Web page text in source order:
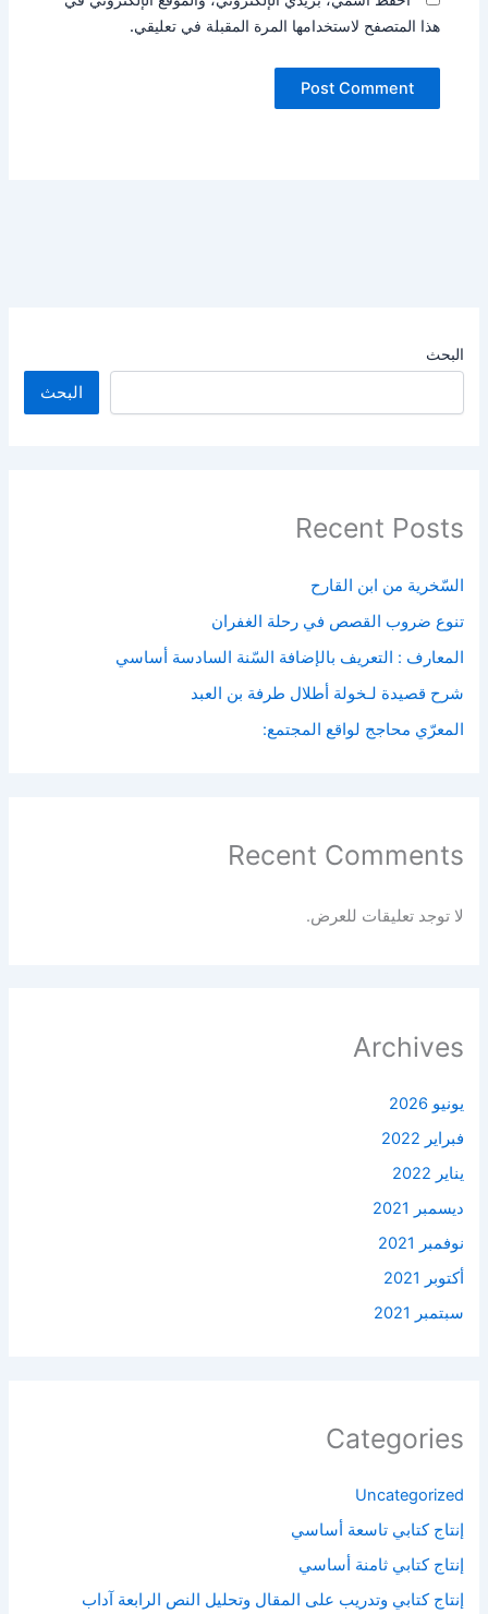
البحث
البحث
Recent Posts
السّخرية من ابن القارح
تنوع ضروب القصص في رحلة الغفران
المعارف : التعريف بالإضافة السّنة السادسة أساسي
شرح قصيدة لـخولة أطلال طرفة بن العبد
المعرّي محاجج لواقع المجتمع:
Recent Comments
لا توجد تعليقات للعرض.
Archives
يونيو 2026
فبراير 2022
يناير 2022
ديسمبر 2021
نوفمبر 2021
أكتوبر 2021
سبتمبر 2021
Categories
Uncategorized
إنتاج كتابي تاسعة أساسي
إنتاج كتابي ثامنة أساسي
إنتاج كتابي وتدريب على المقال وتحليل النص الرابعة آداب
هذا المتصفح لاستخدامها المرة المقبلة في تعليقي.